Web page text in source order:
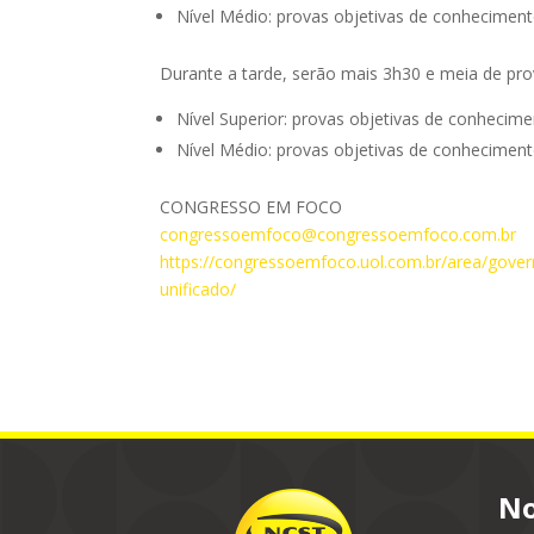
Nível Médio: provas objetivas de
Durante a tarde, serão mais 3h30 e meia de
Nível Superior: provas objetivas de
Nível Médio: provas objetivas de
CONGRESSO EM FOCO
congressoemfoco@congressoemfoco.com.br
https://congressoemfoco.uol.com.br/area/
unificado/